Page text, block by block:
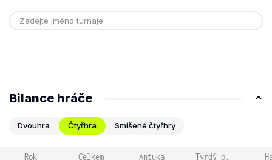
Bilance hráče
Dvouhra Čtyřhra Smíšené čtyřhry
Rok Celkem Antuka Tvrdý p.